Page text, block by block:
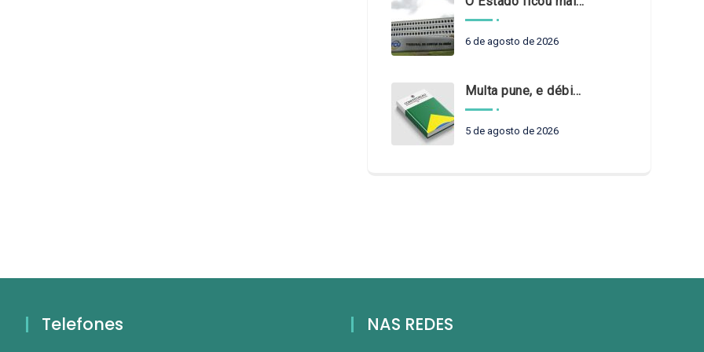
6 de agosto de 2026
Multa pune, e débito recompõe. § 3º do art. 71 da Constituição: um problema de legística formal
5 de agosto de 2026
Telefones NAS REDES